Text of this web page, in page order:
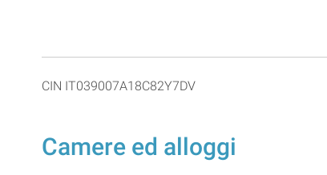
CIN IT039007A18C82Y7DV
Camere ed alloggi